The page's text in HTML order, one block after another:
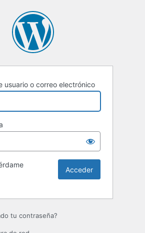
usuario o correo electrónico
tu contraseña?